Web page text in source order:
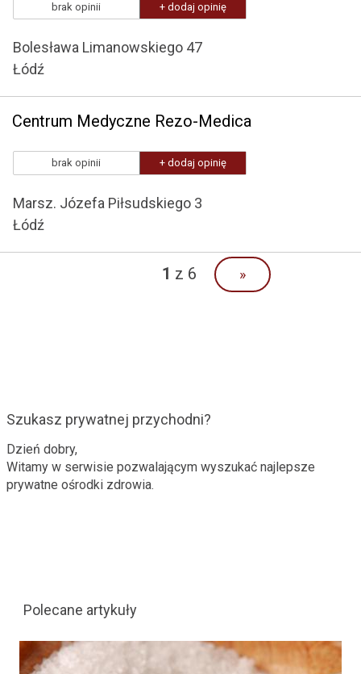
brak opinii + dodaj opinię
Bolesława Limanowskiego 47
Łódź
Centrum Medyczne Rezo-Medica
brak opinii + dodaj opinię
Marsz. Józefa Piłsudskiego 3
Łódź
1 z 6 »
Szukasz prywatnej przychodni?
Dzień dobry,
Witamy w serwisie pozwalającym wyszukać najlepsze
prywatne ośrodki zdrowia.
Polecane artykuły